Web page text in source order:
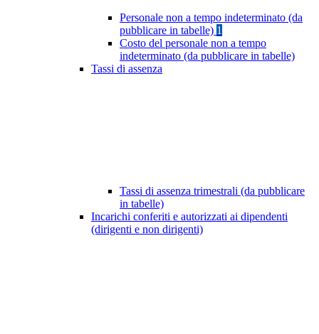
Personale non a tempo indeterminato (da
pubblicare in tabelle) 1
Costo del personale non a tempo
indeterminato (da pubblicare in tabelle)
Tassi di assenza
Tassi di assenza trimestrali (da pubblicare
in tabelle)
Incarichi conferiti e autorizzati ai dipendenti
(dirigenti e non dirigenti)